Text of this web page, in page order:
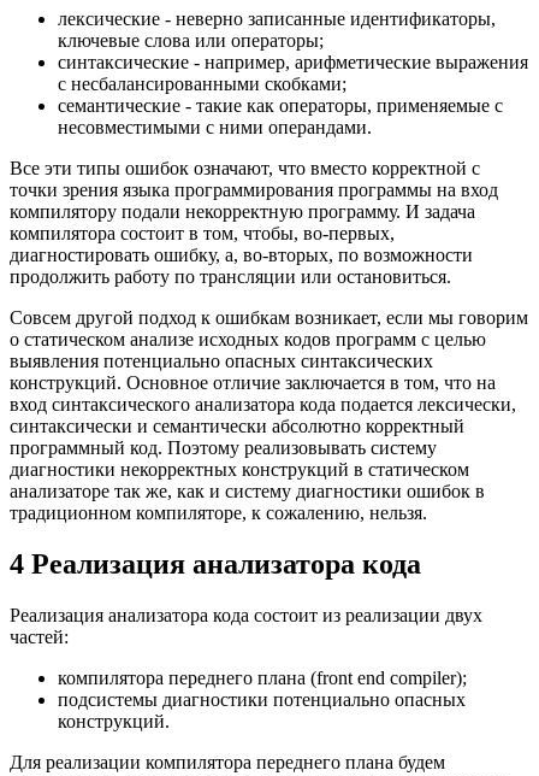
лексические - неверно записанные идентификаторы,
ключевые слова или операторы;
синтаксические - например, арифметические выражения
с несбалансированными скобками;
семантические - такие как операторы, применяемые с
несовместимыми с ними операндами.
Все эти типы ошибок означают, что вместо корректной с
точки зрения языка программирования программы на вход
компилятору подали некорректную программу. И задача
компилятора состоит в том, чтобы, во-первых,
диагностировать ошибку, а, во-вторых, по возможности
продолжить работу по трансляции или остановиться.
Совсем другой подход к ошибкам возникает, если мы говорим
о статическом анализе исходных кодов программ с целью
выявления потенциально опасных синтаксических
конструкций. Основное отличие заключается в том, что на
вход синтаксического анализатора кода подается лексически,
синтаксически и семантически абсолютно корректный
программный код. Поэтому реализовывать систему
диагностики некорректных конструкций в статическом
анализаторе так же, как и систему диагностики ошибок в
традиционном компиляторе, к сожалению, нельзя.
4 Реализация анализатора кода
Реализация анализатора кода состоит из реализации двух
частей:
компилятора переднего плана (front end compiler);
подсистемы диагностики потенциально опасных
конструкций.
Для реализации компилятора переднего плана будем